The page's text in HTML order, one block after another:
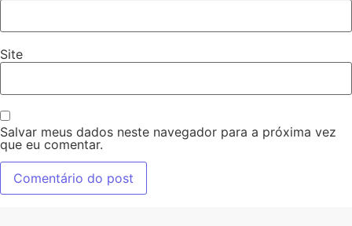
Site
Salvar meus dados neste navegador para a próxima vez
que eu comentar.